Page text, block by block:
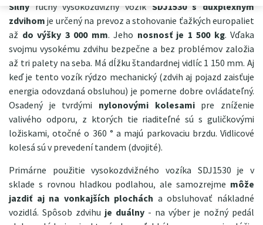
Silnýručný vysokozdvižný vozíkSDJ1530 s duxplexným
zdvihomje určený na prevoz a stohovanie ťažkých europaliet
až do výšky 3 000 mm. Jeho nosnosť je 1 500 kg. Vďaka
svojmu vysokému zdvihu bezpečne a bez problémov založia
až tri palety na seba. Má dĺžku štandardnej vidlíc 1 150 mm. Aj
keď je tento vozík rýdzo mechanický (zdvih aj pojazd zaisťuje
energia odovzdaná obsluhou) je pomerne dobre ovládateľný.
Osadený je tvrdými nylonovými kolesamipre zníženie
valivého odporu, z ktorých tie riaditeľné sú s guličkovými
ložiskami, otočné o 360 ° a majú parkovaciu brzdu. Vidlicové
kolesá sú v prevedení tandem (dvojité).
Primárne použitie vysokozdvižného vozíka SDJ1530 je v
sklade s rovnou hladkou podlahou, ale samozrejme môže
jazdiť aj na vonkajších plochách a obsluhovať nákladné
vozidlá. Spôsob zdvihu je duálny - na výber je nožný pedál